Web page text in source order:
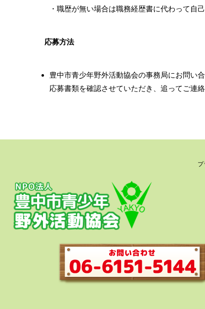
・職歴が無い場合は職務経歴書に代わって自
応募方法
豊中市青少年野外活動協会の事務局にお問い
応募書類を確認させていただき、追ってご連絡
プ